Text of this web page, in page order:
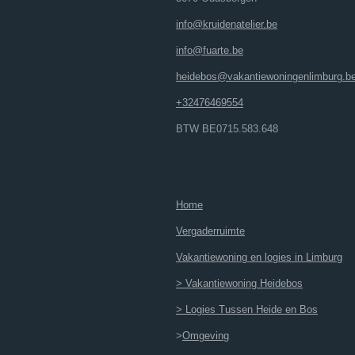
info@kruidenatelier.be
info@fuarte.be
+32476469554
BTW BE0715.583.648
Home
Vergaderruimte
Vakantiewoning en logies in Limburg
> Vakantiewoning Heidebos
> Logies Tussen Heide en Bos
>Omgeving